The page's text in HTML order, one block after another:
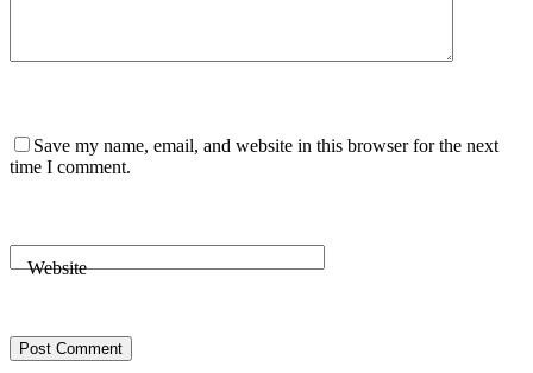
Save my name, email, and website in this browser for the next
time I comment.
Website
Post Comment